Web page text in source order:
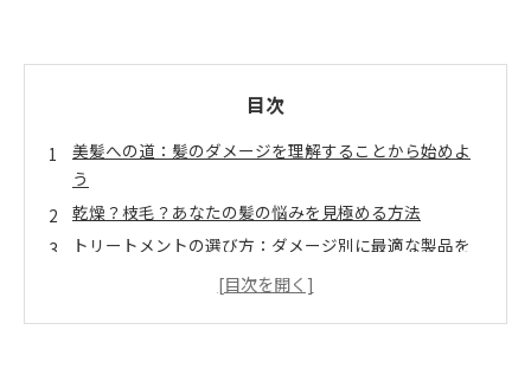
目次
美髪への道：髪のダメージを理解することから始めよ
う
乾燥？枝毛？あなたの髪の悩みを見極める方法
トリートメントの選び方：ダメージ別に最適な製品を